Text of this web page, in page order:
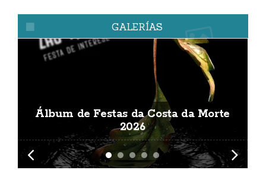
GALERÍAS
Álbum de Festas da Costa da Morte
2026